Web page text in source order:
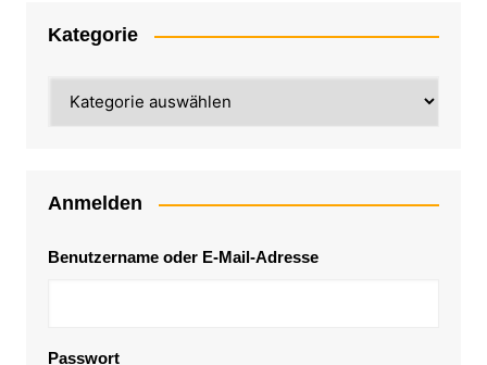
Kategorie
Anmelden
Benutzername oder E-Mail-Adresse
Passwort